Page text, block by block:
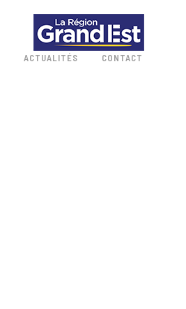
ACTUALITÉS CONTACT